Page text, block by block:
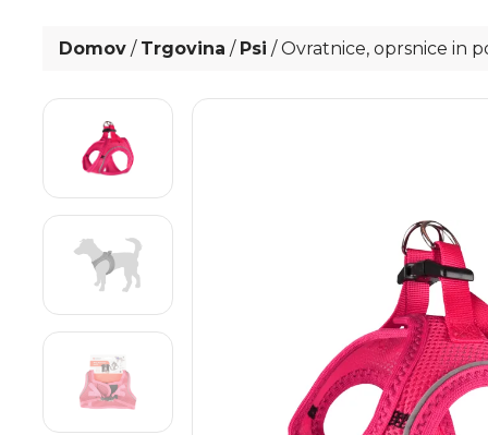
Domov / Trgovina / Psi /Ovratnice, oprsnice in